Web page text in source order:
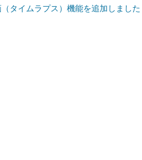
タイムラプス）機能を追加しました